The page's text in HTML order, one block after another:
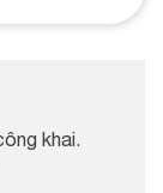
khai.